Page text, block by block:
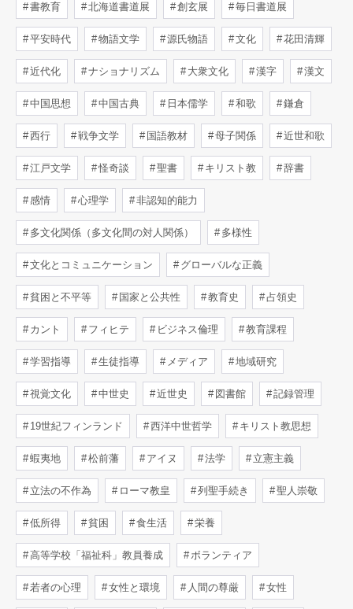
書教育 北海道書道展 創玄展 毎日書道展
平安時代 物語文学 源氏物語 文化 花田清輝
近代化 ナショナリズム 大衆文化 漢字 漢文
中国思想 中国古典 日本儒学 和歌 鎌倉
西行 戦争文学 国語教材 母子関係 近世和歌
江戸文学 怪奇談 聖書 キリスト教 辞書
感情 心理学 非認知的能力
多文化関係（多文化間の対人関係） 多様性
文化とコミュニケーション グローバルな正義
貧困と不平等 国家と公共性 教育史 占領史
カント フィヒテ ビジネス倫理 教育課程
学習指導 生徒指導 メディア 地域研究
視覚文化 中世史 近世史 図書館 記録管理
19世紀フィンランド 西洋中世哲学 キリスト教思想
蝦夷地 松前藩 アイヌ 法学 立憲主義
立法の不作為 ローマ教皇 列聖手続き 聖人崇敬
低所得 貧困 食生活 栄養
高等学校「福祉科」教員養成 ボランティア
若者の心理 女性と環境 人間の尊厳 女性